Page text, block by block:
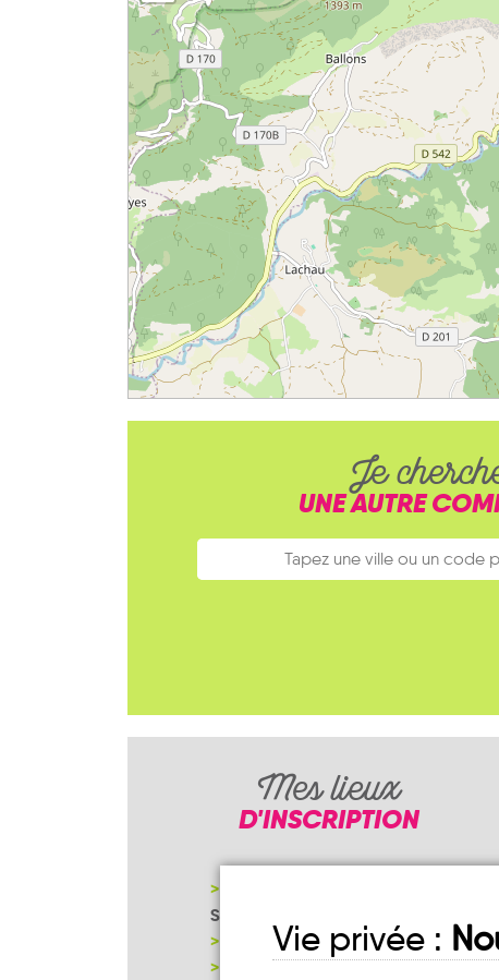
Je
UNE AUTRE
Mes lieux
D'INSCRIPTION
SISTERON
MAIRIE SALÉRANS
NOTRE PAGE D'INSCRIPTION
Vie privée :